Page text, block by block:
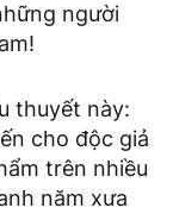
người
thuyết này:
cho độc giả
trên nhiều
năm xưa